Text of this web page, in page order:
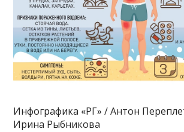
Инфографика «РГ» / Антон
Ирина Рыбникова